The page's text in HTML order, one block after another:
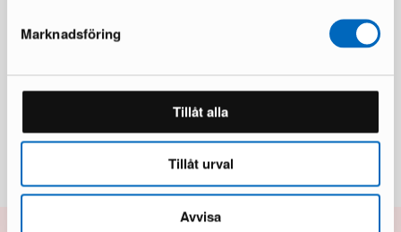
Marknadsföring
Tillåt alla
Tillåt urval
Avvisa
Över 50 000 möbler har hittat nya
Läs våra omdömen på Trustpilot